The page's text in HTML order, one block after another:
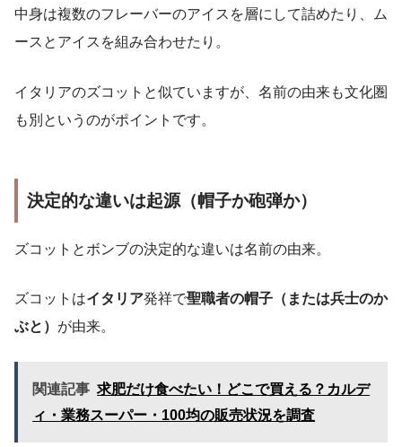
中身は複数のフレーバーのアイスを層にして詰めたり、ム
ースとアイスを組み合わせたり。
イタリアのズコットと似ていますが、名前の由来も文化圏
も別というのがポイントです。
決定的な違いは起源（帽子か砲弾か）
ズコットとボンブの決定的な違いは名前の由来。
ズコットはイタリア発祥で聖職者の帽子（または兵士のか
ぶと） が由来。
関連記事 求肥だけ食べたい！どこで買える？カルデ
ィ・業務スーパー・100均の販売状況を調査